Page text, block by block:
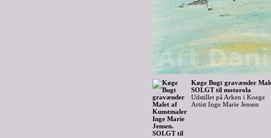
Køge Bugt gravænder
SOLGT til motorola
Udstillet på Arken i Koege
Artist Inge Marie Jensen